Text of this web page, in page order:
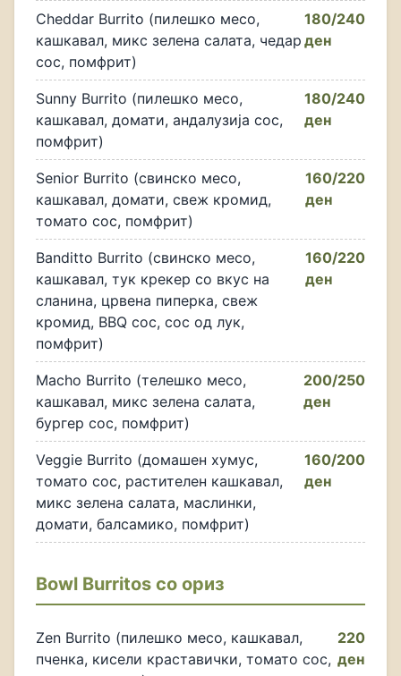
Cheddar Burrito (пилешко месо,
кашкавал, микс зелена салата, чедар
сос, помфрит)
180/240
ден
Sunny Burrito (пилешко месо,
кашкавал, домати, андалузија сос,
помфрит)
180/240
ден
Senior Burrito (свинско месо,
кашкавал, домати, свеж кромид,
томато сос, помфрит)
160/220
ден
Banditto Burrito (свинско месо,
кашкавал, тук крекер со вкус на
сланина, црвена пиперка, свеж
кромид, BBQ сос, сос од лук,
помфрит)
160/220
ден
Macho Burrito (телешко месо,
кашкавал, микс зелена салата,
бургер сос, помфрит)
200/250
ден
Veggie Burrito (домашен хумус,
томато сос, растителен кашкавал,
микс зелена салата, маслинки,
домати, балсамико, помфрит)
160/200
ден
Bowl Burritos со ориз
Zen Burrito (пилешко месо, кашкавал,
пченка, кисели краставички, томато сос,
220
ден